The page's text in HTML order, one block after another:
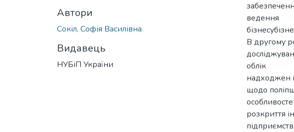
Автори
Сокіл, Софія Василівна
Видавець
НУБіП України
ведення
В другому
облік
надходжен
щодо
розкриття